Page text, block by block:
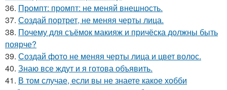
36. Промпт: промпт: не меняй внешность.
37. Создай портрет, не меняя черты лица.
38. Почему для съёмок макияж и причёска должны быть
поярче?
39. Создай фото не меняя черты лица и цвет волос.
40. Знаю все ждут и я готова объявить.
41. В том случае, если вы не знаете какое хобби